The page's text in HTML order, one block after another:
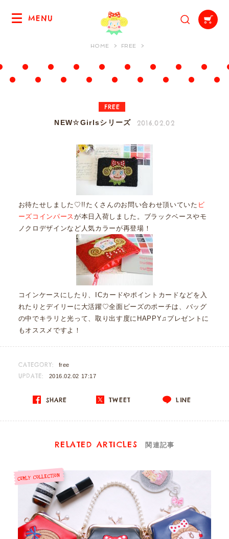
MENU
HOME FREE
FREE
NEW☆Girlsシリーズ 2016.02.02
お待たせしました♡!!たくさんのお問い合わせ頂いていた ビ
ーズコインパースが本日入荷しました。ブラックベースやモ
ノクロデザインなど人気カラーが再登場！
コインケースにしたり、ICカードやポイントカードなどを入
れたりとデイリーに大活躍♡全面ビーズのポーチは、バッグ
の中でキラリと光って、取り出す度にHAPPY♫プレゼントに
もオススメですよ！
CATEGORY: free
UPDATE: 2016.02.02 17:17
SHARE TWEET LINE
RELATED ARTICLES 関連記事